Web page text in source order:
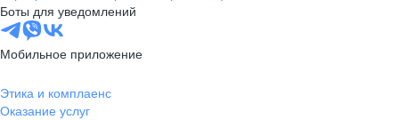
Боты для уведомлений
Мобильное приложение
Этика и комплаенс
Оказание услуг